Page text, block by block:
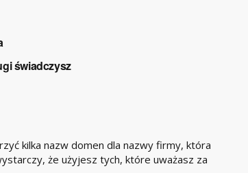
świadczysz
kilka nazw domen dla nazwy firmy, która
że użyjesz tych, które uważasz za